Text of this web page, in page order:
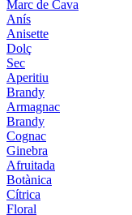
Marc de Cava
Anís
Anisette
Dolç
Sec
Aperitiu
Brandy
Armagnac
Brandy
Cognac
Ginebra
Afruitada
Botànica
Cítrica
Floral